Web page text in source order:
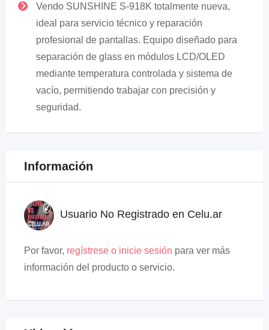
Vendo SUNSHINE S-918K totalmente nueva,
ideal para servicio técnico y reparación
profesional de pantallas. Equipo diseñado para
separación de glass en módulos LCD/OLED
mediante temperatura controlada y sistema de
vacío, permitiendo trabajar con precisión y
seguridad.
Información
Usuario No Registrado en Celu.ar
Por favor, regístrese o inicie sesión para ver más
información del producto o servicio.